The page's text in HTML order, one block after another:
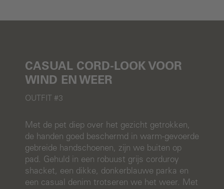
CASUAL CORD-LOOK VOOR
WIND EN WEER
OUTFIT #3
Met de pet diep over het gezicht getrokken,
de handen goed beschermd in warm-gevoerde
gebreide handschoenen, zijn we buiten op
pad. Gehuld in een robuust grijs corduroy
shacket, een dikke, donkerblauwe parka en
een casual denim trotseren we het weer. Met